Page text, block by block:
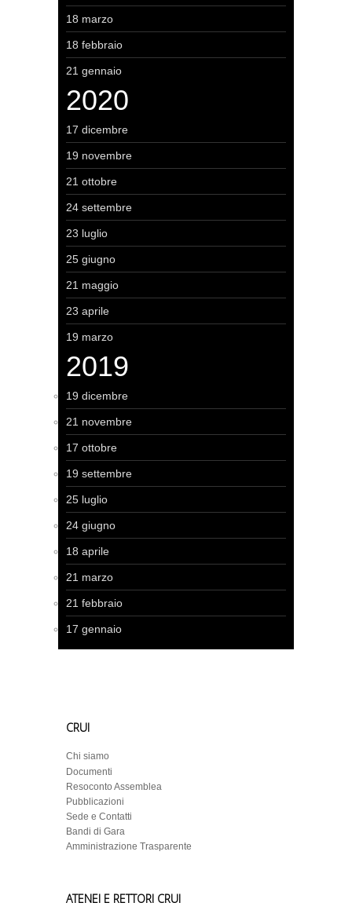
18 marzo
18 febbraio
21 gennaio
2020
17 dicembre
19 novembre
21 ottobre
24 settembre
23 luglio
25 giugno
21 maggio
23 aprile
19 marzo
2019
19 dicembre
21 novembre
17 ottobre
19 settembre
25 luglio
24 giugno
18 aprile
21 marzo
21 febbraio
17 gennaio
CRUI
Chi siamo
Documenti
Resoconto Assemblea
Pubblicazioni
Sede e Contatti
Bandi di Gara
Amministrazione Trasparente
ATENEI E RETTORI CRUI